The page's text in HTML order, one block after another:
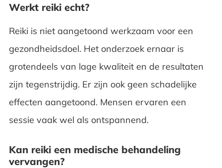
Werkt reiki echt?
Reiki is niet aangetoond werkzaam voor een
gezondheidsdoel. Het onderzoek ernaar is
grotendeels van lage kwaliteit en de resultaten
zijn tegenstrijdig. Er zijn ook geen schadelijke
effecten aangetoond. Mensen ervaren een
sessie vaak wel als ontspannend.
Kan reiki een medische behandeling
vervangen?